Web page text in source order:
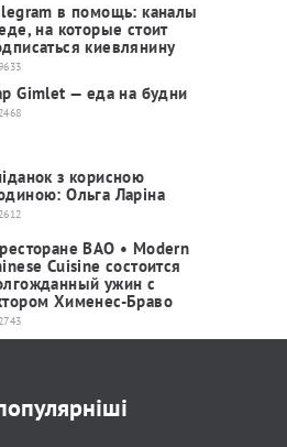
в помощь: каналы
на которые стоит
киевлянину
Gimlet — еда на будни
з корисною
Ольга Ларіна
BAO • Modern
Cuisine состоится
ужин с
Хименес-Браво